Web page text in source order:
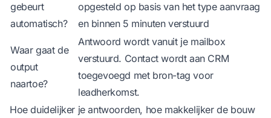
gebeurt
automatisch?
opgesteld op basis van het type aanvraag
en binnen 5 minuten verstuurd
Waar gaat de
output
naartoe?
Antwoord wordt vanuit je mailbox
verstuurd. Contact wordt aan CRM
toegevoegd met bron-tag voor
leadherkomst.
Hoe duidelijker je antwoorden, hoe makkelijker de bouw